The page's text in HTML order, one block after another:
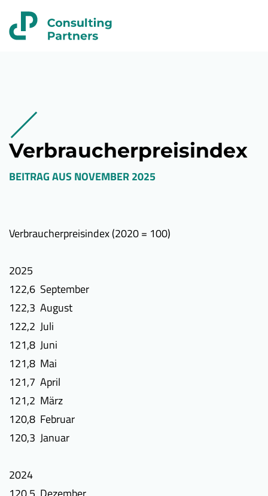
Verbraucherpreisindex
BEITRAG AUSNOVEMBER 2025
Verbraucherpreisindex (2020 = 100)
2025
122,6 September
122,3 August
122,2 Juli
121,8 Juni
121,8 Mai
121,7 April
121,2 März
120,8 Februar
120,3 Januar
2024